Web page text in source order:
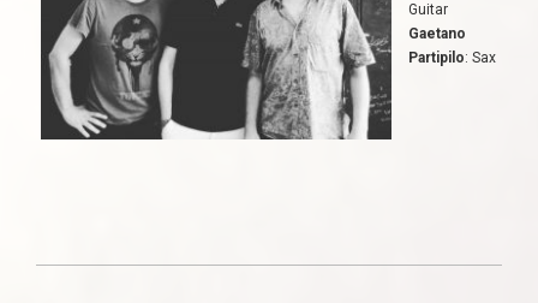
Guitar
Gaetano
Partipilo: Sax